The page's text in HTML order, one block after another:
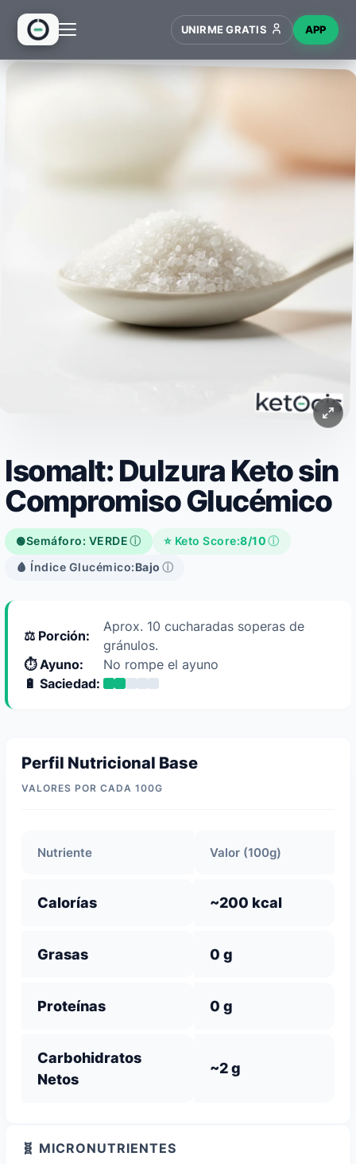
UNIRME GRATIS APP
Isomalt: Dulzura Keto sin
Compromiso Glucémico
🟢Semáforo: VERDEⓘ ⭐ Keto Score:8/10ⓘ
🩸 Índice Glucémico:Bajo ⓘ
⚖️ Porción:
Aprox. 10 cucharadas soperas de
gránulos.
⏱️ Ayuno:
No rompe el ayuno
🔋 Saciedad:
Perfil Nutricional Base
VALORES POR CADA 100G
Nutriente Valor (100g)
Calorías ~200 kcal
Grasas 0 g
Proteínas 0 g
Carbohidratos
Netos
~2 g
🧬 MICRONUTRIENTES